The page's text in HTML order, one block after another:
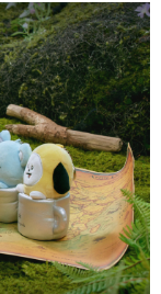
銀行
商業銀行
銀行
銀行
商業銀行
業銀行
式。 讓您購物簡單
「AFTEE先享後付」
。